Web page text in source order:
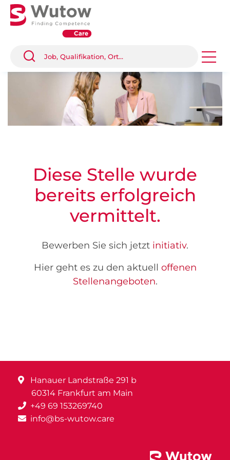
Diese Stelle wurde
bereits erfolgreich
vermittelt.
Bewerben Sie sich jetzt initiativ.
Hier geht es zu den aktuell offenen
Stellenangeboten.
Hanauer Landstraße 291 b
60314 Frankfurt am Main
+49 69 153269740
info@bs-wutow.care